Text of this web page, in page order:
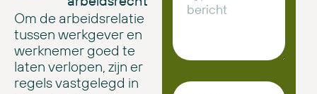
Om de arbeidsrelatie
tussen werkgever en
werknemer goed te
laten verlopen, zijn er
regels vastgelegd in